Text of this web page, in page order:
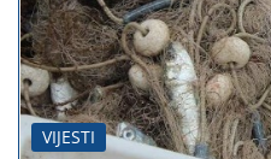
VIJESTI